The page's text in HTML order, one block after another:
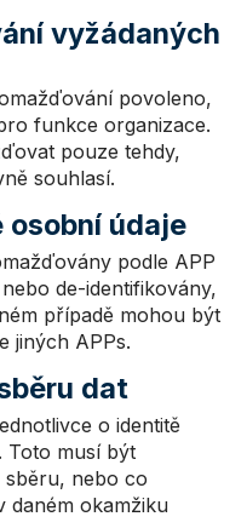
vyžádaných
povoleno,
funkce organizace.
pouze tehdy,
souhlasí.
osobní údaje
podle APP
de-identifikovány,
případě mohou být
jiných APPs.
dat
o identitě
Toto musí být
nebo co
daném okamžiku